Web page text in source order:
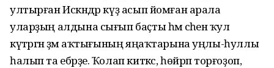
ултырған Искәндәр күҙ асып йомған арала
уларҙың алдына сығып баҫты һәм әсәһенә ҡул
күтәргән әҙәм аҡтығының яңаҡтарына уңлы-һуллы
һалып та ебәрҙе. Ҡолап киткәс, һөйрәп торғоҙоп,